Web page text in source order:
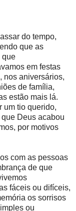
do tempo,
que as
que
em festas
nos aniversários,
de família,
estão mais lá.
um tio querido,
Deus acabou
por motivos
com as pessoas
de que
fáceis ou difíceis,
os sorrisos
ou